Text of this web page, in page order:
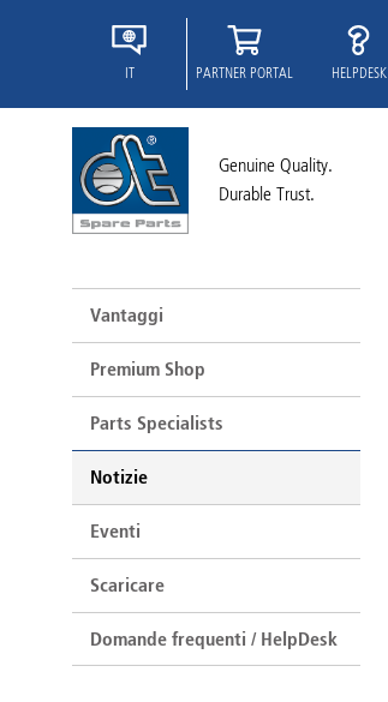
IT PARTNER PORTAL HELPDESK
Genuine Quality.
Durable Trust.
Vantaggi
Premium Shop
Parts Specialists
Notizie
Eventi
Scaricare
Domande frequenti / HelpDesk